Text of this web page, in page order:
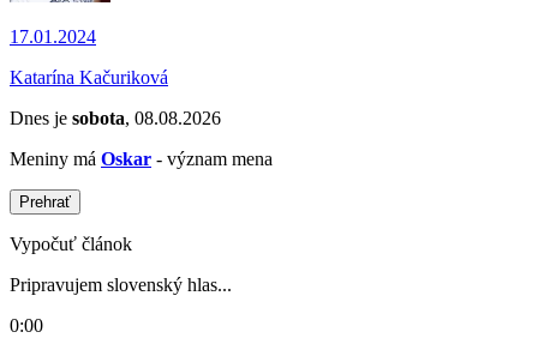
17.01.2024
Katarína Kačuriková
Dnes je sobota, 08.08.2026
Meniny má Oskar - význam mena
Prehrať
Vypočuť článok
Pripravujem slovenský hlas...
0:00